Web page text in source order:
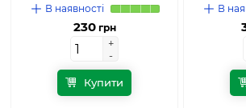
В наявності
230грн
+
-
+
-
Купити
В